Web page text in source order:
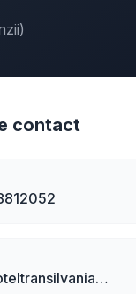
contact
www.hoteltransilvania.eu